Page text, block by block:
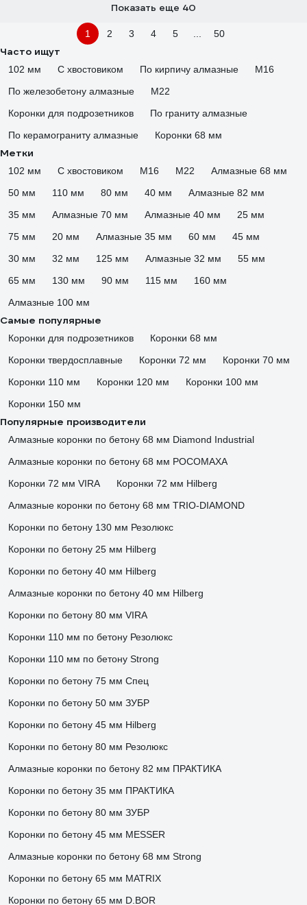
Показать еще 40
1 2 3 4 5 50
Часто ищут
102 мм С хвостовиком По кирпичу алмазные
М16
По железобетону алмазные
М22
Коронки для подрозетников
По граниту алмазные
По керамограниту алмазные
Коронки 68 мм
Метки
102 мм С хвостовиком М16 М22
Алмазные 68 мм
50 мм
110 мм 80 мм 40 мм
Алмазные 82 мм
35 мм
Алмазные 70 мм Алмазные 40 мм
25 мм
75 мм
20 мм Алмазные 35 мм 60 мм
45 мм
30 мм
32 мм 125 мм Алмазные 32 мм
55 мм
65 мм
130 мм 90 мм 115 мм
160 мм
Алмазные 100 мм
Самые популярные
Коронки для подрозетников
Коронки 68 мм
Коронки твердосплавные
Коронки 72 мм
Коронки 70 мм
Коронки 110 мм
Коронки 120 мм
Коронки 100 мм
Коронки 150 мм
Популярные производители
Алмазные коронки по бетону 68 мм Diamond Industrial
Алмазные коронки по бетону 68 мм РОСОМАХА
Коронки 72 мм VIRA
Коронки 72 мм Hilberg
Алмазные коронки по бетону 68 мм TRIO-DIAMOND
Коронки по бетону 130 мм Резолюкс
Коронки по бетону 25 мм Hilberg
Коронки по бетону 40 мм Hilberg
Алмазные коронки по бетону 40 мм Hilberg
Коронки по бетону 80 мм VIRA
Коронки 110 мм по бетону Резолюкс
Коронки 110 мм по бетону Strong
Коронки по бетону 75 мм Спец
Коронки по бетону 50 мм ЗУБР
Коронки по бетону 45 мм Hilberg
Коронки по бетону 80 мм Резолюкс
Алмазные коронки по бетону 82 мм ПРАКТИКА
Коронки по бетону 35 мм ПРАКТИКА
Коронки по бетону 80 мм ЗУБР
Коронки по бетону 45 мм MESSER
Алмазные коронки по бетону 68 мм Strong
Коронки по бетону 65 мм MATRIX
Коронки по бетону 65 мм D.BOR